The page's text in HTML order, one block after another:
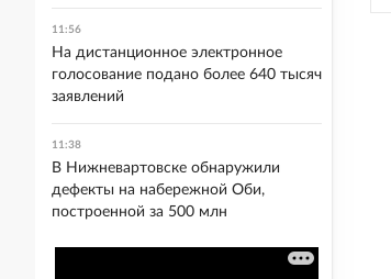
11:56
На дистанционное электронное
голосование подано более 640 тысяч
заявлений
11:38
В Нижневартовске обнаружили
дефекты на набережной Оби,
построенной за 500 млн